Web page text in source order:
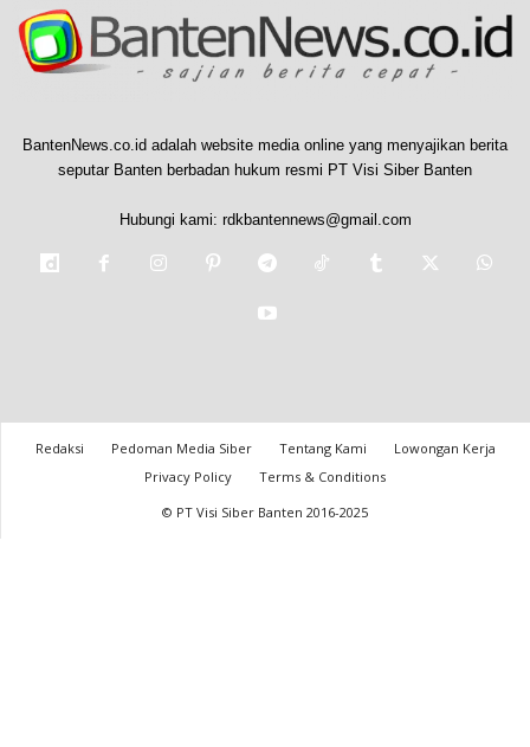
BantenNews.co.id adalah website media online yang menyajikan berita
seputar Banten berbadan hukum resmi PT Visi Siber Banten
Hubungi kami: rdkbantennews@gmail.com
Redaksi Pedoman Media Siber Tentang Kami
Lowongan Kerja
Privacy Policy
Terms & Conditions
© PT Visi Siber Banten 2016-2025